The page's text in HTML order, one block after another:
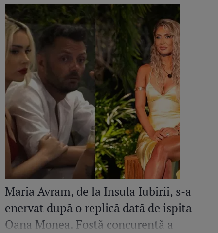
Maria Avram, de la Insula Iubirii, s-a
enervat după o replică dată de ispita
Oana Monea. Fostă concurentă a